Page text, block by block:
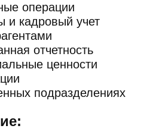
операции
и кадровый учет
отчетность
ценности
подразделениях